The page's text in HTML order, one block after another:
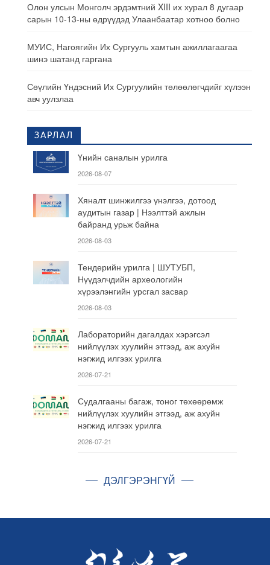
Олон улсын Монголч эрдэмтний XIII их хурал 8 дугаар
сарын 10-13-ны өдрүүдэд Улаанбаатар хотноо болно
МУИС, Нагоягийн Их Сургууль хамтын ажиллагаагаа
шинэ шатанд гаргана
Сөүлийн Үндэсний Их Сургуулийн төлөөлөгчдийг хүлээн
авч уулзлаа
ЗАРЛАЛ
Үнийн саналын урилга
2026-08-07
Хяналт шинжилгээ үнэлгээ, дотоод
аудитын газар | Нээлттэй ажлын
байранд урьж байна
2026-08-03
Тендерийн урилга | ШУТУБП,
Нүүдэлчдийн археологийн
хүрээлэнгийн урсгал засвар
2026-08-03
Лабораторийн дагалдах хэрэгсэл
нийлүүлэх хуулийн этгээд, аж ахуйн
нэгжид илгээх урилга
2026-07-21
Судалгааны багаж, тоног төхөөрөмж
нийлүүлэх хуулийн этгээд, аж ахуйн
нэгжид илгээх урилга
2026-07-21
ДЭЛГЭРЭНГҮЙ